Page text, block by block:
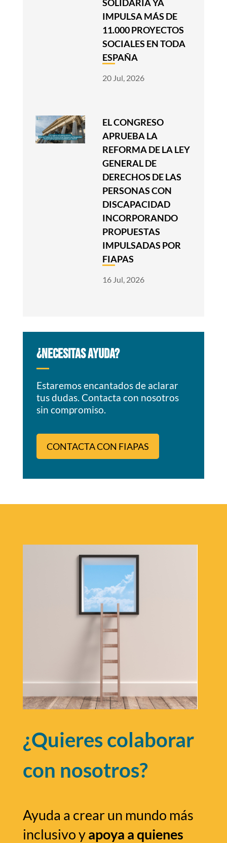
SOLIDARIA YA
IMPULSA MÁS DE
11.000 PROYECTOS
SOCIALES EN TODA
ESPAÑA
20 Jul, 2026
EL CONGRESO
APRUEBA LA
REFORMA DE LA LEY
GENERAL DE
DERECHOS DE LAS
PERSONAS CON
DISCAPACIDAD
INCORPORANDO
PROPUESTAS
IMPULSADAS POR
FIAPAS
16 Jul, 2026
¿NECESITAS AYUDA?
Estaremos encantados de aclarar
tus dudas. Contacta con nosotros
sin compromiso.
CONTACTA CON FIAPAS
¿Quieres colaborar
con nosotros?
Ayuda a crear un mundo más
inclusivo yapoya a quienes